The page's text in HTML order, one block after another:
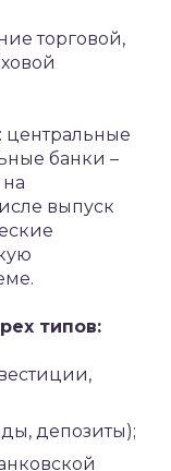
торговой,
банки –
выпуск
типов:
депозиты);